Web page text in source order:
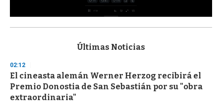
s
d
s
o
f
3
Últimas Noticias
02:12
El cineasta alemán Werner Herzog recibirá el
Premio Donostia de San Sebastián por su "obra
extraordinaria"